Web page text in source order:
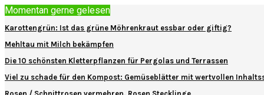
Momentan gerne gelesen
Karottengrün: Ist das grüne Möhrenkraut essbar oder giftig?
Mehltau mit Milch bekämpfen
Die 10 schönsten Kletterpflanzen für Pergolas und Terrassen
Viel zu schade für den Kompost: Gemüseblätter mit wertvollen